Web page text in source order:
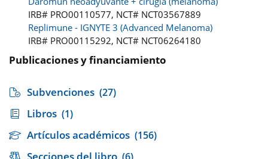
IRB# PRO00110577, NCT# NCT03567889
Replimune - IGNYTE 3 (Advanced Melanoma)
IRB# PRO00115292, NCT# NCT06264180
Publicaciones y financiamiento
Subvenciones (27)
Libros (1)
Artículos académicos (156)